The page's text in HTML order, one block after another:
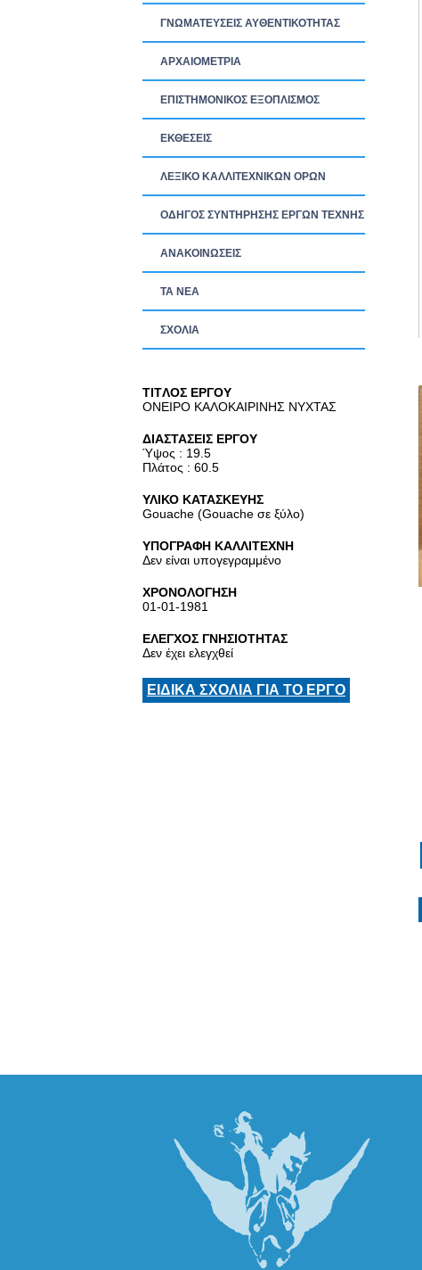
ΓΝΩΜΑΤΕΥΣΕΙΣ ΑΥΘΕΝΤΙΚΟΤΗΤΑΣ
ΑΡΧΑΙΟΜΕΤΡΙΑ
ΕΠΙΣΤΗΜΟΝΙΚΟΣ ΕΞΟΠΛΙΣΜΟΣ
ΕΚΘΕΣΕΙΣ
ΛΕΞΙΚΟ ΚΑΛΛΙΤΕΧΝΙΚΩΝ ΟΡΩΝ
ΟΔΗΓΟΣ ΣΥΝΤΗΡΗΣΗΣ ΕΡΓΩΝ ΤΕΧΝΗΣ
ΑΝΑΚΟΙΝΩΣΕΙΣ
ΤΑ ΝEΑ
ΣΧΟΛΙΑ
TITΛΟΣ ΕΡΓΟΥ
ΟΝΕΙΡΟ ΚΑΛΟΚΑΙΡΙΝΗΣ ΝΥΧΤΑΣ
ΔΙΑΣΤΑΣΕΙΣ ΕΡΓΟΥ
Ύψος : 19.5
Πλάτος : 60.5
ΥΛΙΚΟ ΚΑΤΑΣΚΕΥΗΣ
Gouache (Gouache σε ξύλο)
ΥΠΟΓΡΑΦΗ ΚΑΛΛΙΤΕΧΝΗ
Δεν είναι υπογεγραμμένο
ΧΡΟΝΟΛΟΓΗΣΗ
01-01-1981
ΕΛΕΓΧΟΣ ΓΝΗΣΙΟΤΗΤΑΣ
Δεν έχει ελεγχθεί
ΕΙΔΙΚΑ ΣΧΟΛΙΑ ΓΙΑ ΤΟ ΕΡΓΟ